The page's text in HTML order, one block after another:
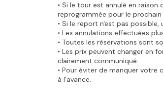
• Si le tour est annulé en
reprogrammée pour le
• Si le report n'est pas
• Les annulations effectuées
• Toutes les réservations sont
• Les prix peuvent changer en
clairement communiqué.
• Pour éviter de manquer votre
à l'avance.